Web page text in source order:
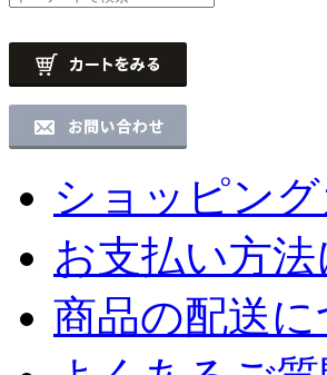
ショッピン
お支払い方
商品の配送に